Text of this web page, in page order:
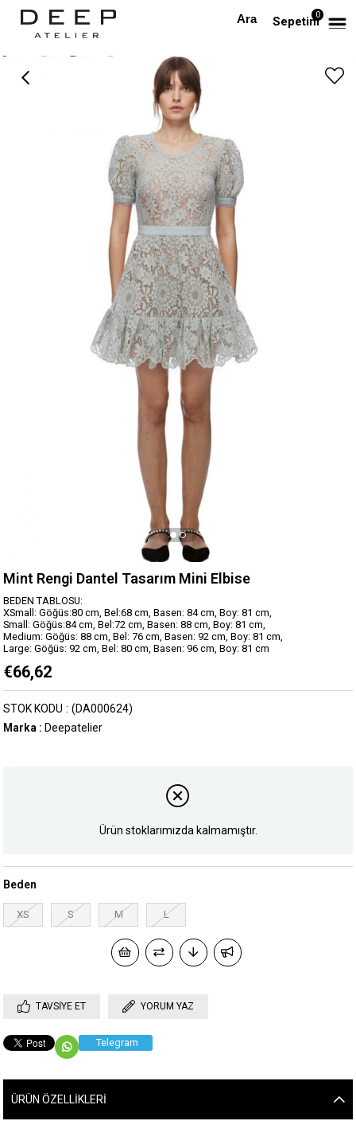
Sepetim0
Anasayfa TÜM ELBİSELER Mint Rengi Dantel Tasarım Mini Elbise
Mint Rengi Dantel Tasarım Mini Elbise
BEDEN TABLOSU:
XSmall: Göğüs:80 cm, Bel:68 cm, Basen: 84 cm, Boy: 81 cm,
Small: Göğüs:84 cm, Bel:72 cm, Basen: 88 cm, Boy: 81 cm,
Medium: Göğüs: 88 cm, Bel: 76 cm, Basen: 92 cm, Boy: 81 cm,
Large: Göğüs: 92 cm, Bel: 80 cm, Basen: 96 cm, Boy: 81 cm
€66,62
(DA000624)
STOK KODU
Marka : Deepatelier
Ürün stoklarımızda kalmamıştır.
Beden
XS S M L
TAVSIYE ET YORUM YAZ
Telegram
ÜRÜN ÖZELLIKLERI